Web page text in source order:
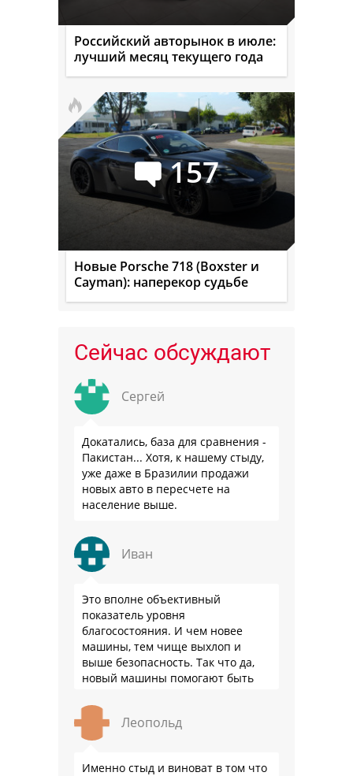
Российский авторынок в июле:
лучший месяц текущего года
157
Новые Porsche 718 (Boxster и
Cayman): наперекор судьбе
Сейчас обсуждают
Сергей
Докатались, база для сравнения -
Пакистан... Хотя, к нашему стыду,
уже даже в Бразилии продажи
новых авто в пересчете на
население выше.
Иван
Это вполне объективный
показатель уровня
благосостояния. И чем новее
машины, тем чище выхлоп и
выше безопасность. Так что да,
новый машины помогают быть
Леопольд
Именно стыд и виноват в том что